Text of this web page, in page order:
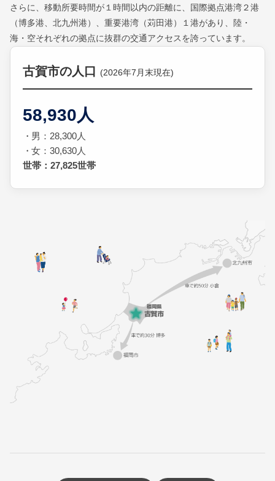
さらに、移動所要時間が１時間以内の距離に、国際拠点港湾２港
（博多港、北九州港）、重要港湾（苅田港）１港があり、陸・
海・空それぞれの拠点に抜群の交通アクセスを誇っています。
古賀市の人口 (2026年7月末現在)
58,930人
男：28,300人
女：30,630人
世帯：27,825世帯